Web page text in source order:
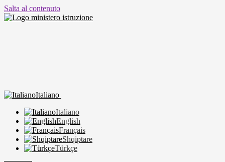
Salta al contenuto
Italiano
Italiano
English
Français
Shqiptare
Türkçe